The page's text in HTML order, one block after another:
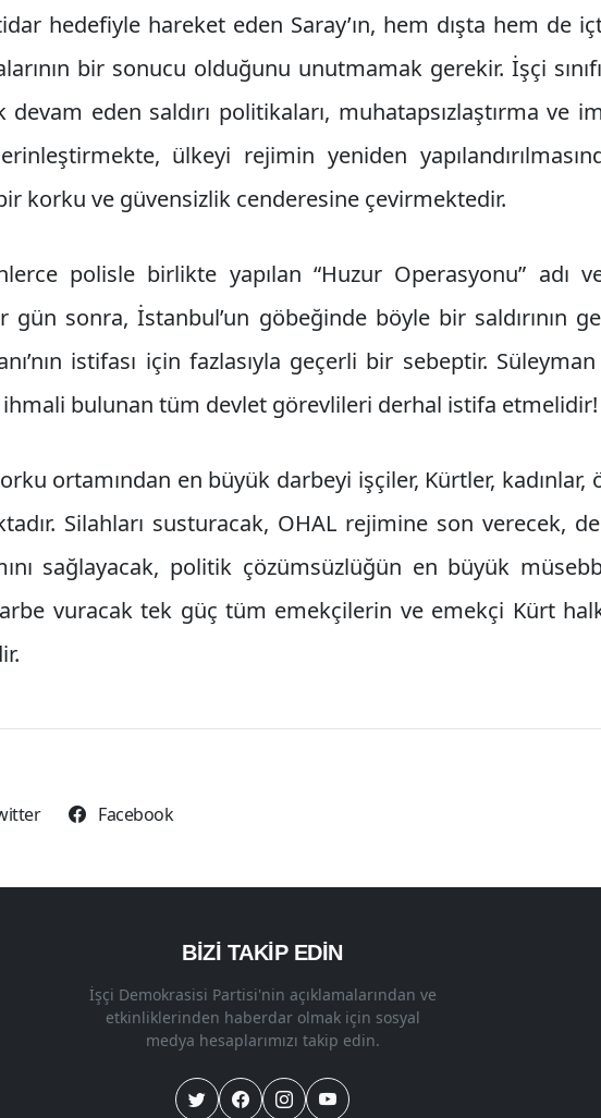
hedefiyle hareket eden Saray’ın, hem dışta hem de
bir sonucu olduğunu unutmamak gerekir. İşçi
devam eden saldırı politikaları, muhatapsızlaştırma ve
ülkeyi rejimin yeniden
korku ve güvensizlik cenderesine çevirmektedir.
polisle birlikte yapılan “Huzur Operasyonu” adı
gün sonra, İstanbul’un göbeğinde böyle bir saldırının
istifası için fazlasıyla geçerli bir sebeptir.
bulunan tüm devlet görevlileri derhal istifa etmelidir!
ortamından en büyük darbeyi işçiler, Kürtler, kadınlar,
Silahları susturacak, OHAL rejimine son verecek,
sağlayacak, politik çözümsüzlüğün en büyük
vuracak tek güç tüm emekçilerin ve emekçi Kürt
Facebook
BİZİ TAKİP EDİN
İşçi Demokrasisi Partisi'nin açıklamalarından ve
etkinliklerinden haberdar olmak için sosyal
medya hesaplarımızı takip edin.